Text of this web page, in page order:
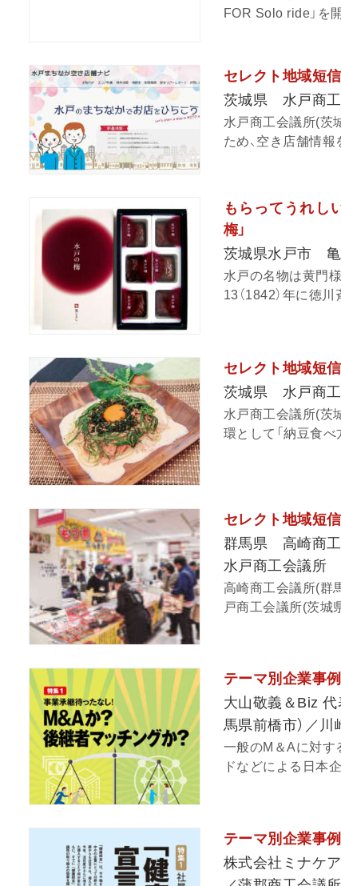
FOR Solo ride」を
セレクト地域短
茨城県 水戸商
水戸商工会議所(茨
ため、空き店舗情
もらってうれし
梅」
茨城県水戸市
水戸の名物は黄門
13（1842）年に徳
セレクト地域短
茨城県 水戸商
水戸商工会議所(茨
環として「納豆食
セレクト地域短
群馬県 高崎商
水戸商工会議所
高崎商工会議所(群
戸商工会議所(茨城
テーマ別企業事
大山敬義＆Biz 代
馬県前橋市）／川
一般のM＆Aに対す
ドなどによる日本
テーマ別企業事
株式会社ミナケ